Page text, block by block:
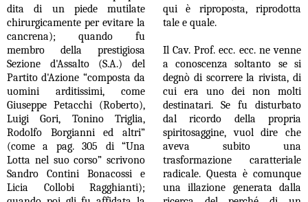
dita di un piede mutilate
chirurgicamente per evitare la
cancrena); quando fu
membro della prestigiosa
Sezione d'Assalto (S.A.) del
Partito d'Azione “composta da
uomini arditissimi, come
Giuseppe Petacchi (Roberto),
Luigi Gori, Tonino Triglia,
Rodolfo Borgianni ed altri”
(come a pag. 305 di “Una
Lotta nel suo corso” scrivono
Sandro Contini Bonacossi e
Licia Collobi Ragghianti);
quiè riproposta, riprodotta
tale e quale.
Il Cav. Prof. ecc. ecc. ne venne
a conoscenza soltanto se si
degnòdi scorrere la rivista, di
cui era uno dei non molti
destinatari. Se fu disturbato
dal ricordo della propria
spiritosaggine, vuol dire che
aveva subito una
trasformazione caratteriale
radicale. Questa ècomunque
una illazione generata dalla